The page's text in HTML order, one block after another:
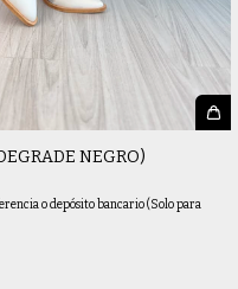
NEGRO)
o depósito bancario (Solo para